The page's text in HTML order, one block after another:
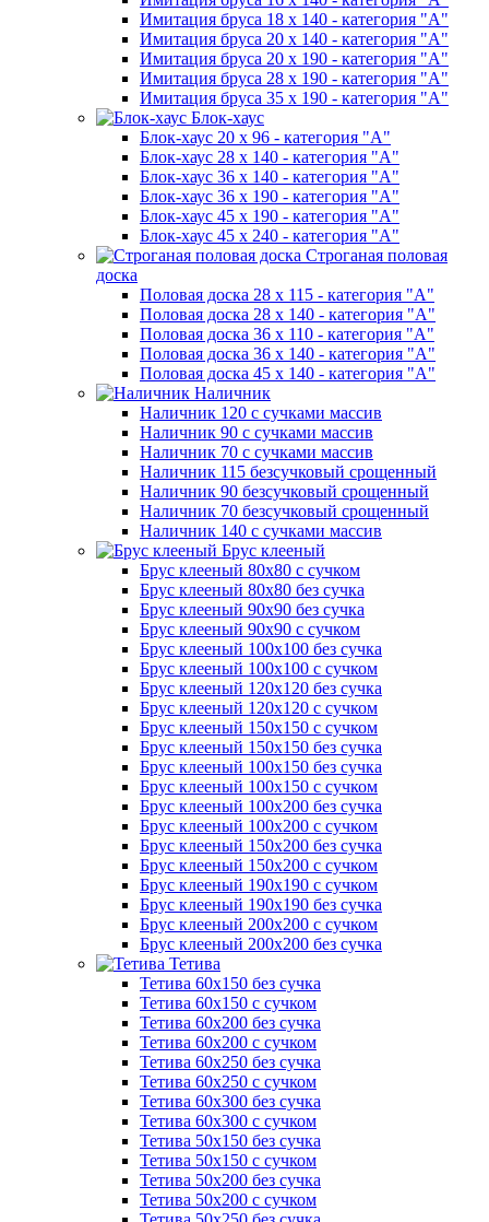
Имитация бруса 18 х 140 - категория "А"
Имитация бруса 20 х 140 - категория "А"
Имитация бруса 20 х 190 - категория "А"
Имитация бруса 28 х 190 - категория "А"
Имитация бруса 35 х 190 - категория "А"
Блок-хаус
Блок-хаус 20 х 96 - категория "А"
Блок-хаус 28 х 140 - категория "А"
Блок-хаус 36 х 140 - категория "А"
Блок-хаус 36 х 190 - категория "А"
Блок-хаус 45 х 190 - категория "А"
Блок-хаус 45 х 240 - категория "А"
Строганая половая
доска
Половая доска 28 х 115 - категория "А"
Половая доска 28 х 140 - категория "А"
Половая доска 36 х 110 - категория "А"
Половая доска 36 х 140 - категория "А"
Половая доска 45 х 140 - категория "А"
Наличник
Наличник 120 с сучками массив
Наличник 90 с сучками массив
Наличник 70 с сучками массив
Наличник 115 безсучковый срощенный
Наличник 90 безсучковый срощенный
Наличник 70 безсучковый срощенный
Наличник 140 с сучками массив
Брус клееный
Брус клееный 80х80 с сучком
Брус клееный 80х80 без сучка
Брус клееный 90х90 без сучка
Брус клееный 90х90 с сучком
Брус клееный 100х100 без сучка
Брус клееный 100х100 с сучком
Брус клееный 120х120 без сучка
Брус клееный 120х120 с сучком
Брус клееный 150х150 с сучком
Брус клееный 150х150 без сучка
Брус клееный 100х150 без сучка
Брус клееный 100х150 с сучком
Брус клееный 100х200 без сучка
Брус клееный 100х200 с сучком
Брус клееный 150х200 без сучка
Брус клееный 150х200 с сучком
Брус клееный 190х190 с сучком
Брус клееный 190х190 без сучка
Брус клееный 200х200 с сучком
Брус клееный 200х200 без сучка
Тетива
Тетива 60х150 без сучка
Тетива 60х150 с сучком
Тетива 60х200 без сучка
Тетива 60х200 с сучком
Тетива 60х250 без сучка
Тетива 60х250 с сучком
Тетива 60х300 без сучка
Тетива 60х300 с сучком
Тетива 50х150 без сучка
Тетива 50х150 с сучком
Тетива 50х200 без сучка
Тетива 50х200 с сучком